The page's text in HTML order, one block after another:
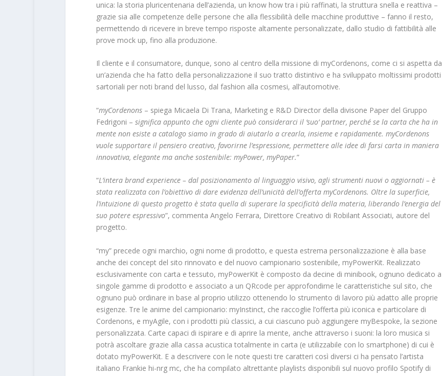
unica: la storia pluricentenaria dell’azienda, un know how tra i più raffinati, la struttura snella e reattiva –
grazie sia alle competenze delle persone che alla flessibilità delle macchine produttive – fanno il resto,
permettendo di ricevere in breve tempo risposte altamente personalizzate, dallo studio di fattibilità alle
prove mock up, fino alla produzione.
Il cliente e il consumatore, dunque, sono al centro della missione di myCordenons, come ci si aspetta da
un’azienda che ha fatto della personalizzazione il suo tratto distintivo e ha sviluppato moltissimi prodotti
sartoriali per noti brand del lusso, dal fashion alla cosmesi, all’automotive.
“myCordenons– spiega Micaela Di Trana, Marketing e R&D Director della divisone Paper del Gruppo
Fedrigoni – significa appunto che ogni cliente può considerarci il ‘suo’ partner, perché se la carta che ha in
mente non esiste a catalogo siamo in grado di aiutarlo a crearla, insieme e rapidamente. myCordenons
vuole supportare il pensiero creativo, favorirne l’espressione, permettere alle idee di farsi carta in maniera
innovativa, elegante ma anche sostenibile: myPower, myPaper.”
“L’intera brand experience – dal posizionamento al linguaggio visivo, agli strumenti nuovi o aggiornati – è
stata realizzata con l’obiettivo di dare evidenza dell’unicità dell’offerta myCordenons. Oltre la superficie,
l’intuizione di questo progetto è stata quella di superare la specificità della materia, liberando l’energia del
suo potere espressivo”, commenta Angelo Ferrara, Direttore Creativo di Robilant Associati, autore del
progetto.
“my” precede ogni marchio, ogni nome di prodotto, e questa estrema personalizzazione è alla base
anche dei concept del sito rinnovato e del nuovo campionario sostenibile, myPowerKit. Realizzato
esclusivamente con carta e tessuto, myPowerKit è composto da decine di minibook, ognuno dedicato a
singole gamme di prodotto e associato a un QRcode per approfondirne le caratteristiche sul sito, che
ognuno può ordinare in base al proprio utilizzo ottenendo lo strumento di lavoro più adatto alle proprie
esigenze. Tre le anime del campionario: myInstinct, che raccoglie l’offerta più iconica e particolare di
Cordenons, e myAgile, con i prodotti più classici, a cui ciascuno può aggiungere myBespoke, la sezione
personalizzata. Carte capaci di ispirare e di aprire la mente, anche attraverso i suoni: la loro musica si
potrà ascoltare grazie alla cassa acustica totalmente in carta (e utilizzabile con lo smartphone) di cui è
dotato myPowerKit. E a descrivere con le note questi tre caratteri così diversi ci ha pensato l’artista
italiano Frankie hi-nrg mc, che ha compilato altrettante playlists disponibili sul nuovo profilo Spotify di